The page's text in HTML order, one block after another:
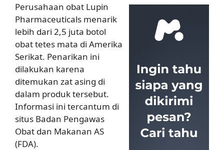
Perusahaan obat Lupin
Pharmaceuticals menarik
lebih dari 2,5 juta botol
obat tetes mata di Amerika
Serikat. Penarikan ini
dilakukan karena
ditemukan zat asing di
dalam produk tersebut.
Informasi ini tercantum di
situs Badan Pengawas
Obat dan Makanan AS
(FDA).